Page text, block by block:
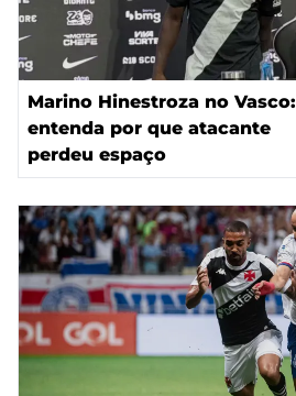
Marino Hinestroza no Vasco:
entenda por que atacante
perdeu espaço